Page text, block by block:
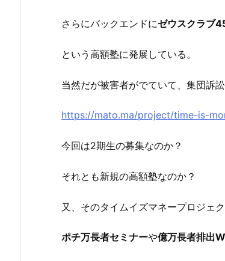
さらにバックエンドにゼウスクラブ
という高額塾に発展している。
当然だが被害者がでていて、集団訴
https://mato.ma/project/time-is-
今回は2期生の募集なのか？
それとも新規の高額塾なのか？
又、そのタイムイズマネープロジェ
ポチ万長者セミナーや億万長者排出